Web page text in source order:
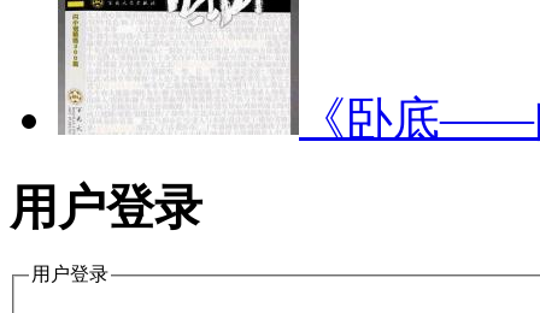
《卧底
用户登录
用户登录